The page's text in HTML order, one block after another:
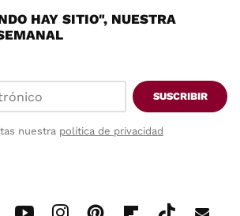
HAY SITIO", NUESTRA
SUSCRIBIR
nuestra política de privacidad